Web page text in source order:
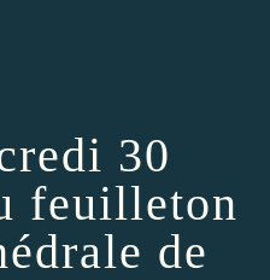
30
feuilleton
de